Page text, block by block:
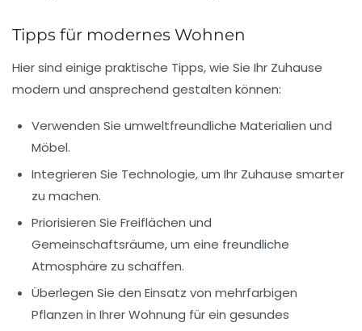
Tipps für modernes Wohnen
Hier sind einige praktische Tipps, wie Sie Ihr Zuhause
modern und ansprechend gestalten können:
Verwenden Sie umweltfreundliche Materialien und
Möbel.
Integrieren Sie Technologie, um Ihr Zuhause smarter
zu machen.
Priorisieren Sie Freiflächen und
Gemeinschaftsräume, um eine freundliche
Atmosphäre zu schaffen.
Überlegen Sie den Einsatz von mehrfarbigen
Pflanzen in Ihrer Wohnung für ein gesundes